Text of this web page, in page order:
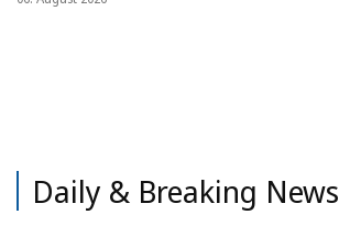
Daily & Breaking News